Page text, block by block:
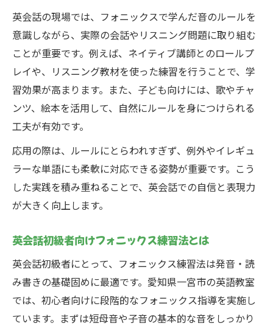
英会話の現場では、フォニックスで学んだ音のルールを
意識しながら、実際の会話やリスニング問題に取り組む
ことが重要です。例えば、ネイティブ講師とのロールプ
レイや、リスニング教材を使った練習を行うことで、学
習効果が高まります。また、子ども向けには、歌やチャ
ンツ、絵本を活用して、自然にルールを身につけられる
工夫が有効です。
応用の際は、ルールにとらわれすぎず、例外やイレギュ
ラーな単語にも柔軟に対応できる姿勢が重要です。こう
した実践を積み重ねることで、英会話での自信と表現力
が大きく向上します。
英会話初級者向けフォニックス練習法とは
英会話初級者にとって、フォニックス練習法は発音・読
み書きの基礎固めに最適です。愛知県一宮市の英語教室
では、初心者向けに段階的なフォニックス指導を実施し
ています。まずは短母音や子音の基本的な音をしっかり